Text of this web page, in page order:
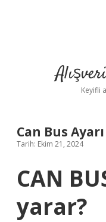
Keyifli
Can Bus
Tarih: Ekim 21, 2024
CAN
yarar?